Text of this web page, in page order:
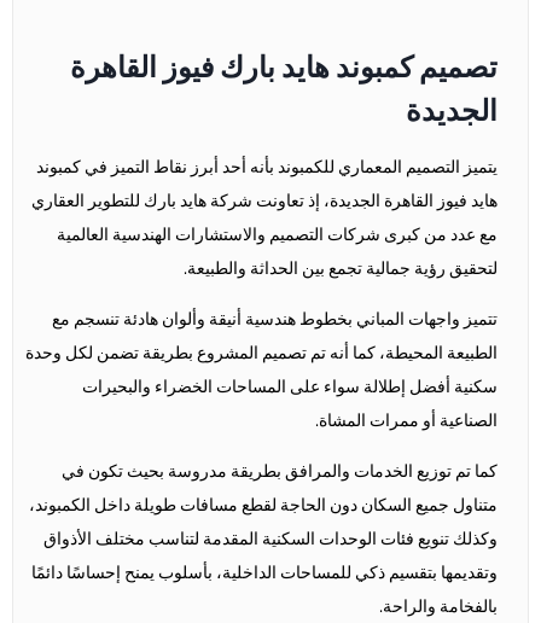
تصميم كمبوند هايد بارك فيوز القاهرة
الجديدة
يتميز التصميم المعماري للكمبوند بأنه أحد أبرز نقاط التميز في كمبوند
هايد فيوز القاهرة الجديدة، إذ تعاونت شركة هايد بارك للتطوير العقاري
مع عدد من كبرى شركات التصميم والاستشارات الهندسية العالمية
لتحقيق رؤية جمالية تجمع بين الحداثة والطبيعة.
تتميز واجهات المباني بخطوط هندسية أنيقة وألوان هادئة تنسجم مع
الطبيعة المحيطة، كما أنه تم تصميم المشروع بطريقة تضمن لكل وحدة
سكنية أفضل إطلالة سواء على المساحات الخضراء والبحيرات
الصناعية أو ممرات المشاة.
كما تم توزيع الخدمات والمرافق بطريقة مدروسة بحيث تكون في
متناول جميع السكان دون الحاجة لقطع مسافات طويلة داخل الكمبوند،
وكذلك تنويع فئات الوحدات السكنية المقدمة لتناسب مختلف الأذواق
وتقديمها بتقسيم ذكي للمساحات الداخلية، بأسلوب يمنح إحساسًا دائمًا
بالفخامة والراحة.